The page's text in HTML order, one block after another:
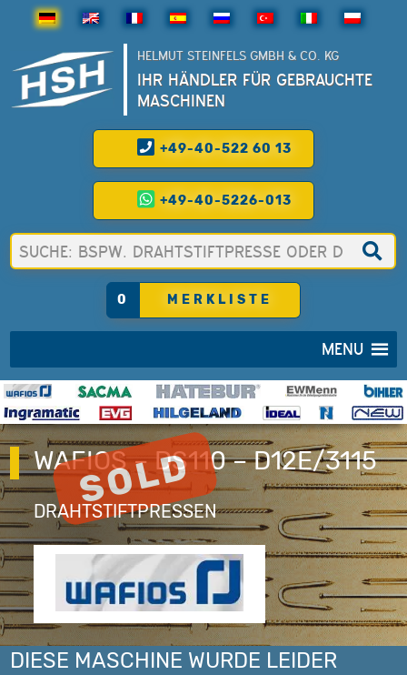
HELMUT STEINFELS GMBH & CO. KG
IHR HÄNDLER FÜR GEBRAUCHTE
MASCHINEN
+49-40-522 60 13
+49-40-5226-013
0 MERKLISTE
MENU
WAFIOS – DS110 – D12E/3115
DRAHTSTIFTPRESSEN
DIESE MASCHINE WURDE LEIDER